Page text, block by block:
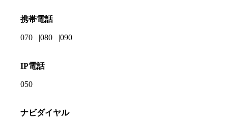
携帯電話
070 080 090
IP電話
050
ナビダイヤル